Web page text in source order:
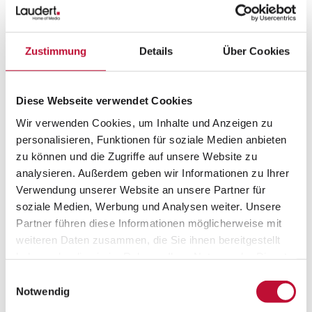
Zustimmung Details Über Cookies
Diese Webseite verwendet Cookies
Wir verwenden Cookies, um Inhalte und Anzeigen zu
personalisieren, Funktionen für soziale Medien anbieten
zu können und die Zugriffe auf unsere Website zu
analysieren. Außerdem geben wir Informationen zu Ihrer
Verwendung unserer Website an unsere Partner für
soziale Medien, Werbung und Analysen weiter. Unsere
Partner führen diese Informationen möglicherweise mit
weiteren Daten zusammen, die Sie ihnen bereitgestellt
Datenschutzerklärung
Notwendig
Eine Lösung bietet die priint:suite von WERK II, für
die Laudert als erfahrener Implementierungs-
partner ausgewiesener Experte ist. Statt jedes
Etikett manuell aufzubauen, basiert die Etiketten-
Produktdatenbank (Oracle). Diese wird einerseits
PIM- (Product Information Management)
und
Warenwirtschafts-System, andererseits aus einer
Sicherheits-Datenbank gespeist. Für die ständige
Verbindung zwischen Layoutprogramm und
Oracle-Datenbank sorgt eine Schnittstelle, der
sog. JDBC-Connector. Sollen Etiketten nun
automatisiert erzeugt werden, müssen vorab
intelligente Templates definiert werden. Jede
Gebindegröße erhält ein eigenes Template, das
abhängig von der Sprachversion und vom